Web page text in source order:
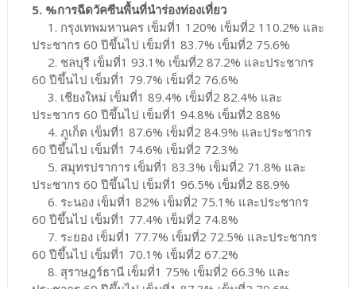
5. %การฉีดวัคซีนพื้นที่นำร่องท่องเที่ยว
1. กรุงเทพมหานคร เข็มที่1 120% เข็มที่2 110.2% และ
ประชากร 60 ปีขึ้นไป เข็มที่1 83.7% เข็มที่2 75.6%
2. ชลบุรี เข็มที่1 93.1% เข็มที่2 87.2% และประชากร
60 ปีขึ้นไป เข็มที่1 79.7% เข็มที่2 76.6%
3. เชียงใหม่ เข็มที่1 89.4% เข็มที่2 82.4% และ
ประชากร 60 ปีขึ้นไป เข็มที่1 94.8% เข็มที่2 88%
4. ภูเก็ต เข็มที่1 87.6% เข็มที่2 84.9% และประชากร
60 ปีขึ้นไป เข็มที่1 74.6% เข็มที่2 72.3%
5. สมุทรปราการ เข็มที่1 83.3% เข็มที่2 71.8% และ
ประชากร 60 ปีขึ้นไป เข็มที่1 96.5% เข็มที่2 88.9%
6. ระนอง เข็มที่1 82% เข็มที่2 75.1% และประชากร
60 ปีขึ้นไป เข็มที่1 77.4% เข็มที่2 74.8%
7. ระยอง เข็มที่1 77.7% เข็มที่2 72.5% และประชากร
60 ปีขึ้นไป เข็มที่1 70.1% เข็มที่2 67.2%
8. สุราษฎร์ธานี เข็มที่1 75% เข็มที่2 66.3% และ